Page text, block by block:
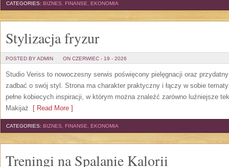
CATEGORIES: BIZNES, FINANSE, EKONOMIA
Stylizacja fryzur
POSTED BY ADMIN ON CZERWIEC - 19 - 2026
Studio Veriss to nowoczesny serwis poświęcony pielęgnacji oraz
zadbać o swój styl. Strona ma charakter praktyczny i łączy w sobie
pełne kobiecych inspiracji, w którym można znaleźć zarówno luźniejsze
Makijaż [ Read More ]
CATEGORIES: BIZNES, FINANSE, EKONOMIA
Treningi na Spalanie Kalorii